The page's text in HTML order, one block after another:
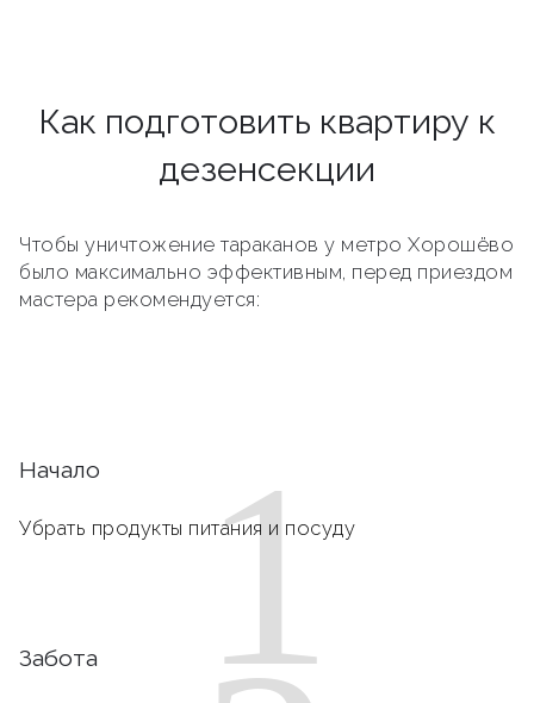
Как подготовить квартиру к
дезенсекции
Чтобы уничтожение тараканов у метро Хорошёво
было максимально эффективным, перед приездом
мастера рекомендуется:
1
Начало
Убрать продукты питания и посуду
Забота